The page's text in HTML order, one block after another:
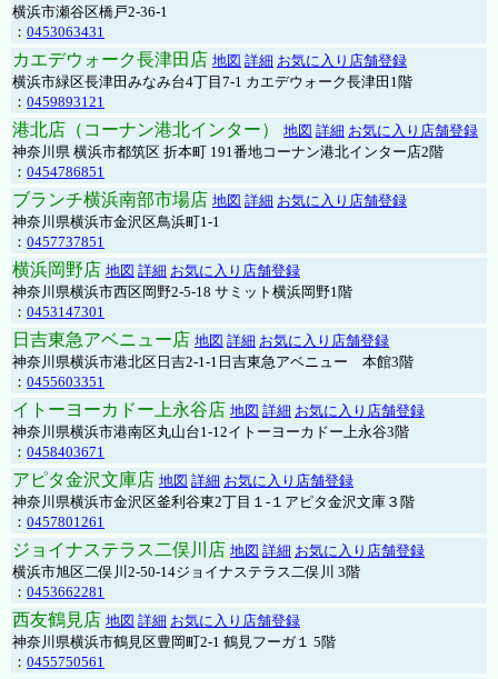
横浜市瀬谷区橋戸2-36-1
： 0453063431
カエデウォーク長津田店 地図 詳細 お気に入り店舗登録
横浜市緑区長津田みなみ台4丁目7-1 カエデウォーク長津田1階
： 0459893121
港北店（コーナン港北インター） 地図 詳細 お気に入り店舗登録
神奈川県 横浜市都筑区 折本町 191番地コーナン港北インター店2階
： 0454786851
ブランチ横浜南部市場店 地図 詳細 お気に入り店舗登録
神奈川県横浜市金沢区鳥浜町1-1
： 0457737851
横浜岡野店 地図 詳細 お気に入り店舗登録
神奈川県横浜市西区岡野2-5-18 サミット横浜岡野1階
： 0453147301
日吉東急アベニュー店 地図 詳細 お気に入り店舗登録
神奈川県横浜市港北区日吉2-1-1日吉東急アベニュー 本館3階
： 0455603351
イトーヨーカドー上永谷店 地図 詳細 お気に入り店舗登録
神奈川県横浜市港南区丸山台1-12イトーヨーカドー上永谷3階
： 0458403671
アピタ金沢文庫店 地図 詳細 お気に入り店舗登録
神奈川県横浜市金沢区釜利谷東2丁目１-１アピタ金沢文庫３階
： 0457801261
ジョイナステラス二俣川店 地図 詳細 お気に入り店舗登録
横浜市旭区二俣川2-50-14ジョイナステラス二俣川 3階
： 0453662281
西友鶴見店 地図 詳細 お気に入り店舗登録
神奈川県横浜市鶴見区豊岡町2-1 鶴見フーガ１ 5階
： 0455750561